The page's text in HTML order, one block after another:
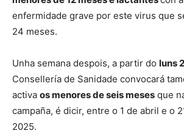
enfermidade grave por este virus que
24 meses.
Unha semana despois, a partir do luns
Consellería de Sanidade convocará
activa os menores de seis meses que
campaña, é dicir, entre o 1 de abril e o
2025.